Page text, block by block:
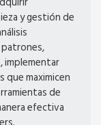
y gestión de
implementar
maximicen
de
efectiva